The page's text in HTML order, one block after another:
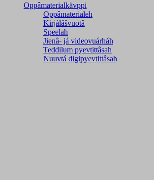
Oppâmaterialkävppi
Oppâmaterialeh
Kirjálâšvuotâ
Speelah
Jienâ- já videovuárháh
Teddilum pyevtittâsah
Nuuvtá digipyevtittâsah